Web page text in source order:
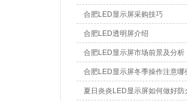
合肥LED显示屏采购技巧
合肥LED透明屏介绍
合肥LED显示屏市场前景及分析
合肥LED显示屏冬季操作注意哪
夏日炎炎LED显示屏如何做好防